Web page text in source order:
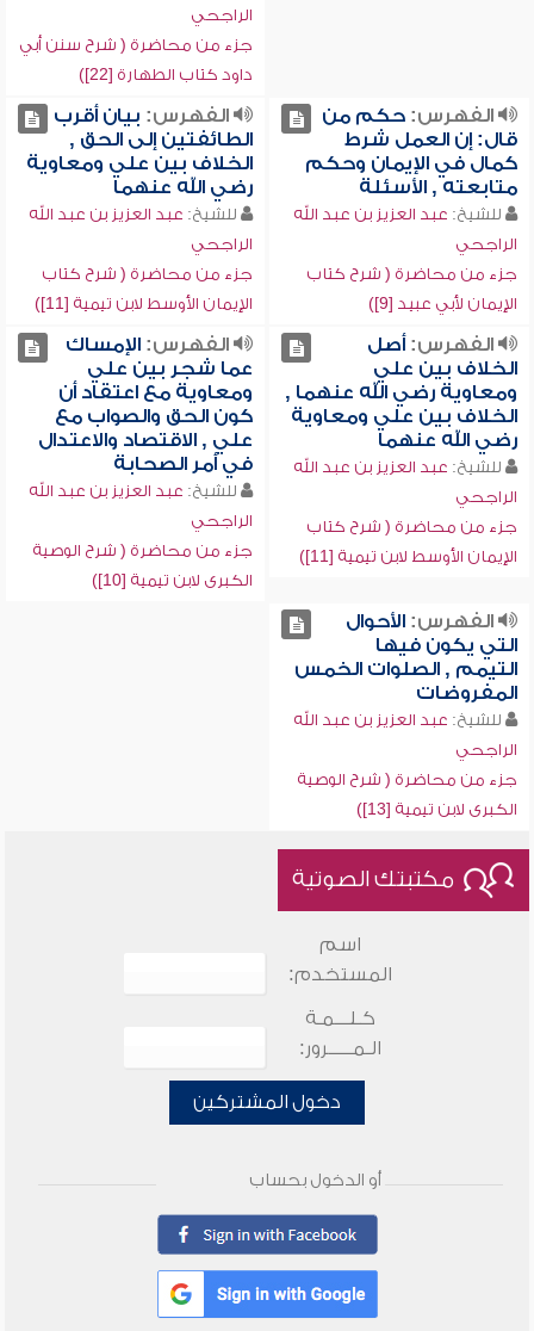
الراجحي
جزء من محاضرة ( شرح سنن أبي
داود كتاب الطهارة [22])
الفهرس:حكم من
قال: إن العمل شرط
كمال في الإيمان وحكم
متابعته , الأسئلة
للشيخ: عبد العزيز بن عبد الله
الراجحي
جزء من محاضرة ( شرح كتاب
الإيمان لأبي عبيد [9])
الفهرس: بيان أقرب
الطائفتين إلى الحق ,
الخلاف بين علي ومعاوية
رضي الله عنهما
للشيخ: عبد العزيز بن عبد الله
الراجحي
جزء من محاضرة ( شرح كتاب
الإيمان الأوسط لابن تيمية [11])
الفهرس:أصل
الخلاف بين علي
ومعاوية رضي الله عنهما ,
الخلاف بين علي ومعاوية
رضي الله عنهما
للشيخ: عبد العزيز بن عبد الله
الراجحي
جزء من محاضرة ( شرح كتاب
الإيمان الأوسط لابن تيمية [11])
الفهرس:الإمساك
عما شجر بين علي
ومعاوية مع اعتقاد أن
كون الحق والصواب مع
علي , الاقتصاد والاعتدال
في أمر الصحابة
للشيخ: عبد العزيز بن عبد الله
الراجحي
جزء من محاضرة ( شرح الوصية
الكبرى لابن تيمية [10])
الفهرس:الأحوال
التي يكون فيها
التيمم , الصلوات الخمس
المفروضات
للشيخ: عبد العزيز بن عبد الله
الراجحي
جزء من محاضرة ( شرح الوصية
الكبرى لابن تيمية [13])
مكتبتك الصوتية
اسم
المستخدم:
كـلـــمـة
الـمـــــرور:
دخول المشتركين
أو الدخول بحساب